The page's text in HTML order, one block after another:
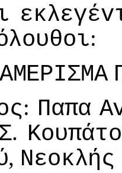
:
: Παπα
Σ.
, Νεoκλής